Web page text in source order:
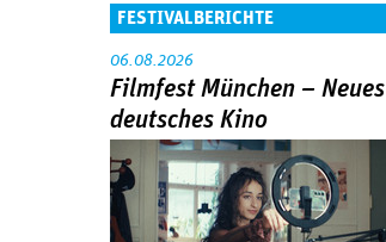
FESTIVALBERICHTE
06.08.2026
Filmfest München – Neues
deutsches Kino